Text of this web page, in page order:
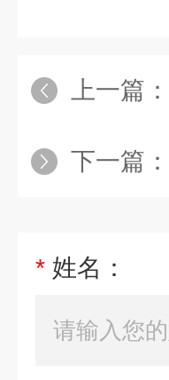
上一篇：
下一篇：
* 姓名：